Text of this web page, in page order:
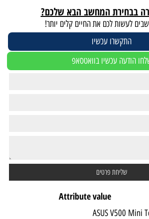
בבחירת המחשב הבא שלכם?
לעשות לכם את החיים קלים יותר!
התקשרו עכשיו
הודעה עכשיו בוואטסאפ
Attribute value
ASUS V500 Mini